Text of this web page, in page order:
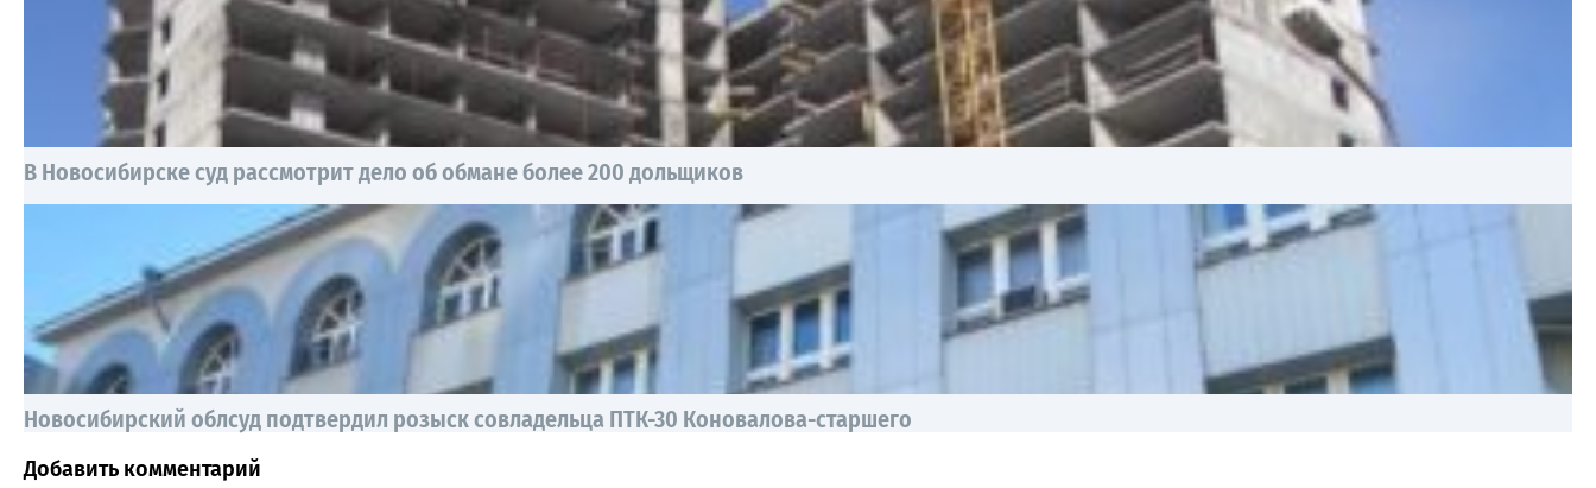
В Новосибирске суд рассмотрит дело об обмане более 200 дольщиков
Новосибирский облсуд подтвердил розыск совладельца ПТК-30 Коновалова-старшего
Добавить комментарий